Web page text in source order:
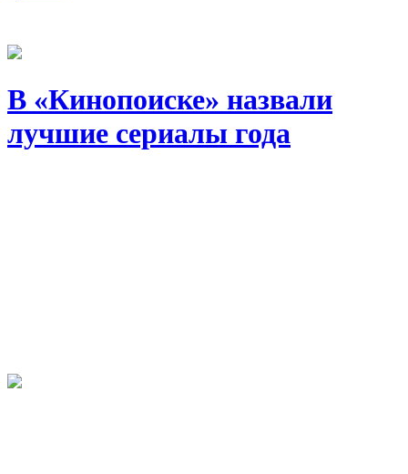
В «Кинопоиске» назвали
лучшие сериалы года